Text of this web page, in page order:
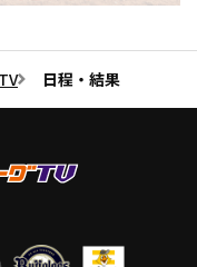
日程・結果